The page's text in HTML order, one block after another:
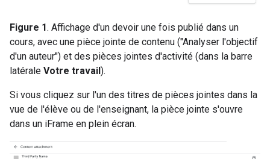
Figure 1. Affichage d'un devoir une fois publié dans un
cours, avec une pièce jointe de contenu ("Analyser l'objectif
d'un auteur") et des pièces jointes d'activité (dans la barre
latérale Votre travail).
Si vous cliquez sur l'un des titres de pièces jointes dans la
vue de l'élève ou de l'enseignant, la pièce jointe s'ouvre
dans un iFrame en plein écran.